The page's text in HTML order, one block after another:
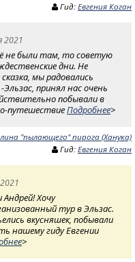
Гид: Евгения Коган
2021
не были там, то советую
дни. Не
мы радовались
принял нас очень
побывали в
путешествиеПодробнее>
"пылающего" пирога (Ханука)
Гид: Евгения Коган
Хочу
тур в Эльзас.
вкусняшек, побывали
нашему гиду Евгении
>